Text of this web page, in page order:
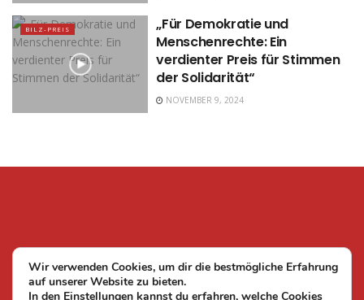
BILZ-PREIS
„Für Demokratie und
Menschenrechte: Ein
verdienter Preis für Stimmen
der Solidarität“
NOVEMBER 9, 2024
Wir verwenden Cookies, um dir die bestmögliche Erfahrung
auf unserer Website zu bieten.
In den Einstellungen kannst du erfahren, welche Cookies